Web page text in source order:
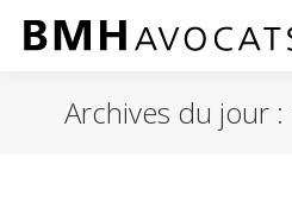
Archives du jour :